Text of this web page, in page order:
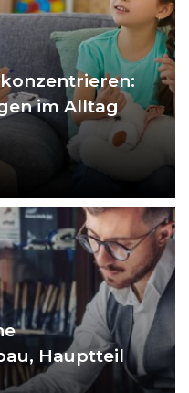
im Alltag
Hauptteil